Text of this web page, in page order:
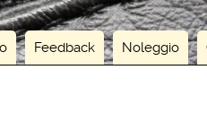
Feedback Noleggio